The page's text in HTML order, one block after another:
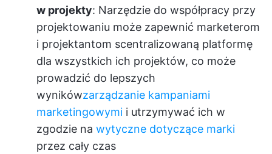
w projekty: Narzędzie do współpracy przy
projektowaniu może zapewnić marketerom
i projektantom scentralizowaną platformę
dla wszystkich ich projektów, co może
prowadzić do lepszych
wynikówzarządzanie kampaniami
marketingowymi i utrzymywać ich w
zgodzie na wytyczne dotyczące marki
przez cały czas